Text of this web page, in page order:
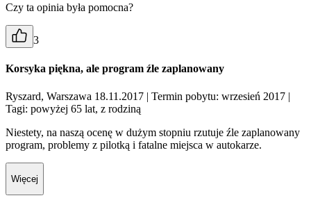
Czy ta opinia była pomocna?
3
Korsyka piękna, ale program źle zaplanowany
Ryszard, Warszawa 18.11.2017 | Termin pobytu: wrzesień 2017 |
Tagi: powyżej 65 lat, z rodziną
Niestety, na naszą ocenę w dużym stopniu rzutuje źle zaplanowany
program, problemy z pilotką i fatalne miejsca w autokarze.
Więcej